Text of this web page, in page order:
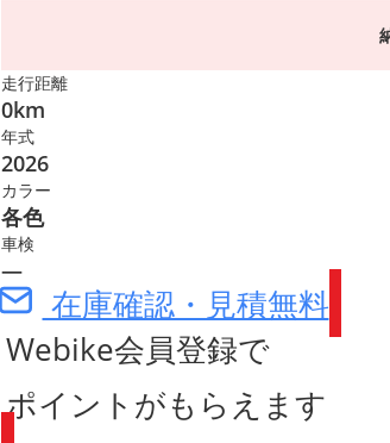
走行距離
0km
年式
2026
カラー
各色
車検
―
在庫確認・見積無料
Webike会員登録で
ポイントがもらえます